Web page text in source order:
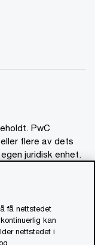
PwC
flere av dets
juridisk enhet.
få nettstedet
kan
nettstedet i